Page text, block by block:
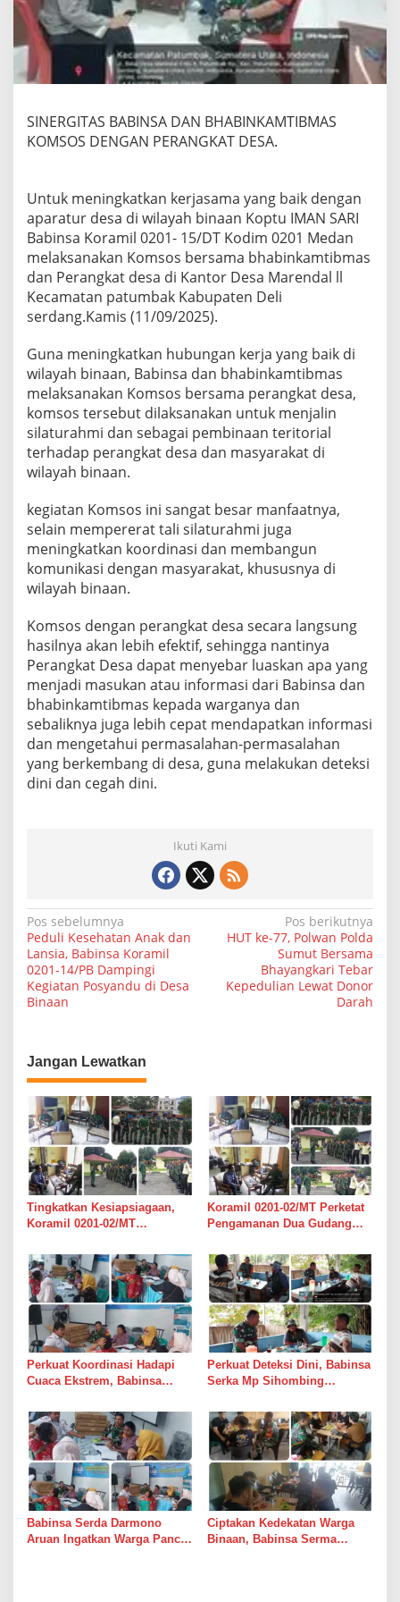
N
B
H
A
B
I
K
A
B
M
A
K
O
M
S
D
E
N
G
A
N
P
A
N
G
K
A
E
S
A
.
SINERGITAS BABINSA DAN BHABINKAMTIBMAS
KOMSOS DENGAN PERANGKAT DESA.
Untuk meningkatkan kerjasama yang baik dengan
aparatur desa di wilayah binaan Koptu IMAN SARI
Babinsa Koramil 0201- 15/DT Kodim 0201 Medan
melaksanakan Komsos bersama bhabinkamtibmas
dan Perangkat desa di Kantor Desa Marendal ll
Kecamatan patumbak Kabupaten Deli
serdang.Kamis (11/09/2025).
Guna meningkatkan hubungan kerja yang baik di
wilayah binaan, Babinsa dan bhabinkamtibmas
melaksanakan Komsos bersama perangkat desa,
komsos tersebut dilaksanakan untuk menjalin
silaturahmi dan sebagai pembinaan teritorial
terhadap perangkat desa dan masyarakat di
wilayah binaan.
kegiatan Komsos ini sangat besar manfaatnya,
selain mempererat tali silaturahmi juga
meningkatkan koordinasi dan membangun
komunikasi dengan masyarakat, khususnya di
wilayah binaan.
Komsos dengan perangkat desa secara langsung
hasilnya akan lebih efektif, sehingga nantinya
Perangkat Desa dapat menyebar luaskan apa yang
menjadi masukan atau informasi dari Babinsa dan
bhabinkamtibmas kepada warganya dan
sebaliknya juga lebih cepat mendapatkan informasi
dan mengetahui permasalahan-permasalahan
yang berkembang di desa, guna melakukan deteksi
dini dan cegah dini.
Ikuti Kami
N
a
v
i
a
s
p
o
s
Pos sebelumnya
Peduli Kesehatan Anak dan
Lansia, Babinsa Koramil
0201-14/PB Dampingi
Kegiatan Posyandu di Desa
Binaan
Pos berikutnya
HUT ke-77, Polwan Polda
Sumut Bersama
Bhayangkari Tebar
Kepedulian Lewat Donor
Darah
Jangan Lewatkan
Tingkatkan Kesiapsiagaan,
Koramil 0201-02/MT
Bulog di Medan Timur
Koramil 0201-02/MT Perketat
Pengamanan Dua Gudang
Perkuat Koordinasi Hadapi
Cuaca Ekstrem, Babinsa
Perangkat Desa Siapkan
Langkah Mitigasi
Perkuat Deteksi Dini, Babinsa
Serka Mp Sihombing
Warung Kopi Deli Tua Barat
Babinsa Serda Darmono
Aruan Ingatkan Warga Pancur
Ciptakan Kedekatan Warga
Binaan, Babinsa Serma